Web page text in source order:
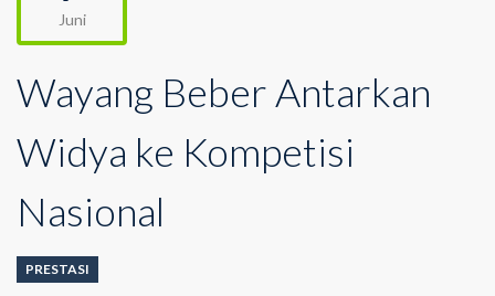
Juni
Wayang Beber Antarkan
Widya ke Kompetisi
Nasional
PRESTASI